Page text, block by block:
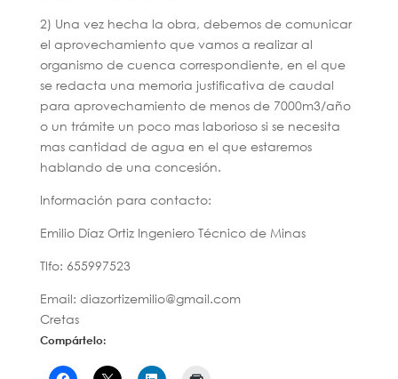
2) Una vez hecha la obra, debemos de comunicar
el aprovechamiento que vamos a realizar al
organismo de cuenca correspondiente, en el que
se redacta una memoria justificativa de caudal
para aprovechamiento de menos de 7000m3/año
o un trámite un poco mas laborioso si se necesita
mas cantidad de agua en el que estaremos
hablando de una concesión.
Información para contacto:
Emilio Díaz Ortiz Ingeniero Técnico de Minas
Tlfo: 655997523
Email: diazortizemilio@gmail.com
Cretas
Compártelo: